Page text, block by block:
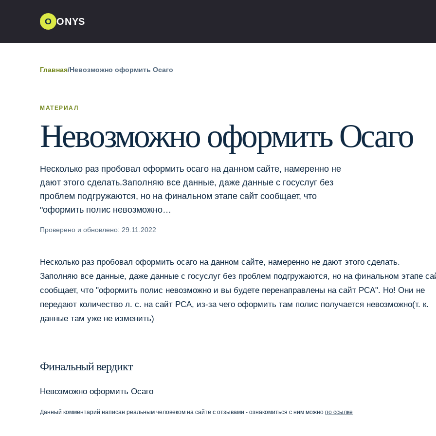
О ONYS
Главная/ Невозможно оформить Осаго
МАТЕРИАЛ
Невозможно оформить Осаго
Несколько раз пробовал оформить осаго на данном сайте, намеренно не
дают этого сделать.Заполняю все данные, даже данные с госуслуг без
проблем подгружаются, но на финальном этапе сайт сообщает, что
"оформить полис невозможно…
Проверено и обновлено: 29.11.2022
Несколько раз пробовал оформить осаго на данном сайте, намеренно не дают этого сделать.
Заполняю все данные, даже данные с госуслуг без проблем подгружаются, но на финальном этапе
сообщает, что "оформить полис невозможно и вы будете перенаправлены на сайт РСА". Но! Они не
передают количество л. с. на сайт РСА, из-за чего оформить там полис получается невозможно(т. к.
данные там уже не изменить)
Финальный вердикт
Невозможно оформить Осаго
Данный комментарий написан реальным человеком на сайте с отзывами - ознакомиться с ним можно по ссылке